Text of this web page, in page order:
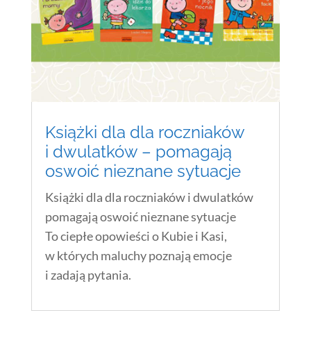
Książki dla dla roczniaków
i dwulatków – pomagają
oswoić nieznane sytuacje
Książki dla dla roczniaków i dwulatków
pomagają oswoić nieznane sytuacje
To ciepłe opowieści o Kubie i Kasi,
w których maluchy poznają emocje
i zadają pytania.